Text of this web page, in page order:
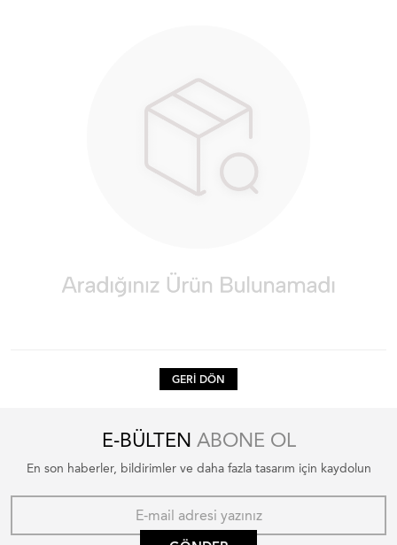
GERI DÖN
E-BÜLTEN ABONE OL
En son haberler, bildirimler ve daha fazla tasarım için kaydolun